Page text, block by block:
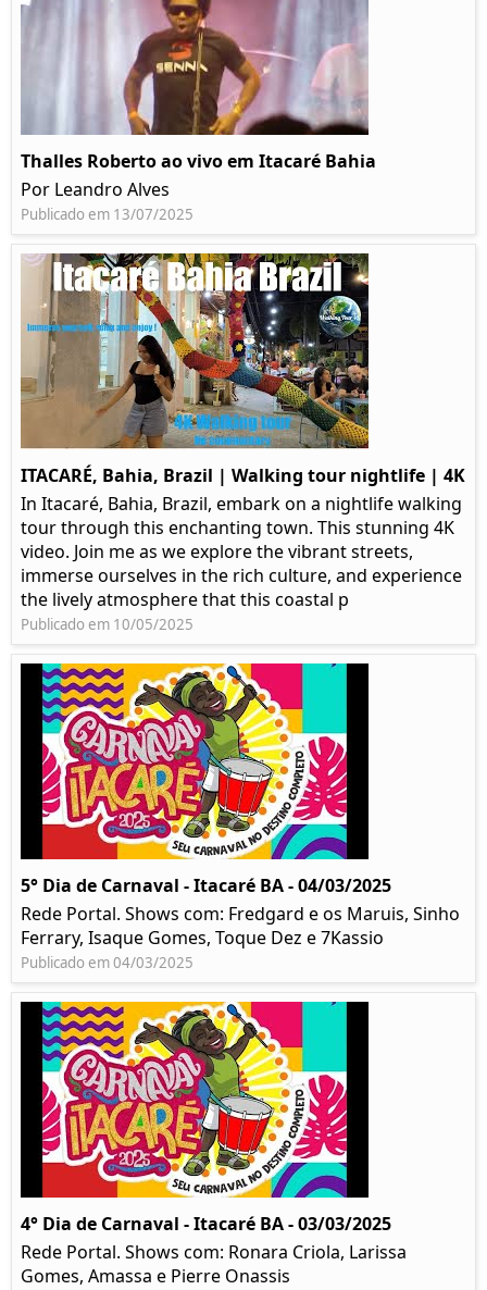
Thalles Roberto ao vivo em Itacaré Bahia
Por Leandro Alves
Publicado em 13/07/2025
ITACARÉ, Bahia, Brazil | Walking tour nightlife | 4K
In Itacaré, Bahia, Brazil, embark on a nightlife walking
tour through this enchanting town. This stunning 4K
video. Join me as we explore the vibrant streets,
immerse ourselves in the rich culture, and experience
the lively atmosphere that this coastal p
Publicado em 10/05/2025
5° Dia de Carnaval - Itacaré BA - 04/03/2025
Rede Portal. Shows com: Fredgard e os Maruis, Sinho
Ferrary, Isaque Gomes, Toque Dez e 7Kassio
Publicado em 04/03/2025
4° Dia de Carnaval - Itacaré BA - 03/03/2025
Rede Portal. Shows com: Ronara Criola, Larissa
Gomes, Amassa e Pierre Onassis